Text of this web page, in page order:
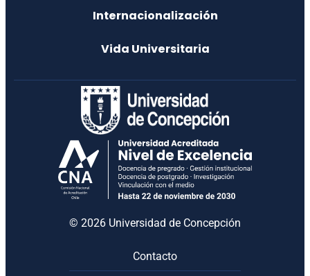
Internacionalización
Vida Universitaria
© 2026 Universidad de Concepción
Contacto